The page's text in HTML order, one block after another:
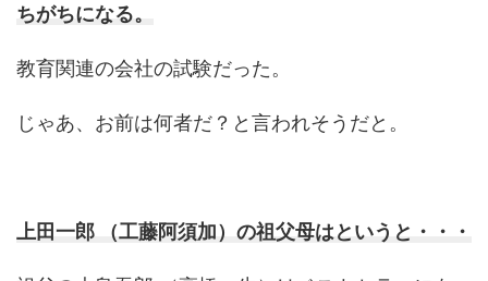
ちがちになる。
教育関連の会社の試験だった。
じゃあ、お前は何者だ？と言われそうだと。
上田一郎 （工藤阿須加）の祖父母はというと・・・